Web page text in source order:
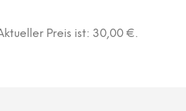
Preis ist: 30,00 €.